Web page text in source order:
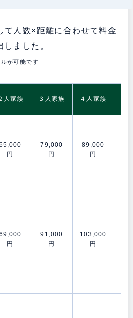
て人数×距離に合わせて料金
ました。
が可能です-
人家族 ３人家族 ４人家族
円
79,000
円
89,000
円
円
91,000
円
103,000
円